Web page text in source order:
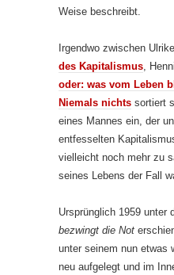
Weise beschreibt.
Irgendwo zwischen
des Kapitalismus ,
oder: was vom Leben
Niemals nichts sortiert
eines Mannes ein, der
entfesselten
vielleicht noch mehr zu
seines Lebens der Fall
Ursprünglich 1959 unter
bezwingt die Not
unter seinem nun etwas
neu aufgelegt und im